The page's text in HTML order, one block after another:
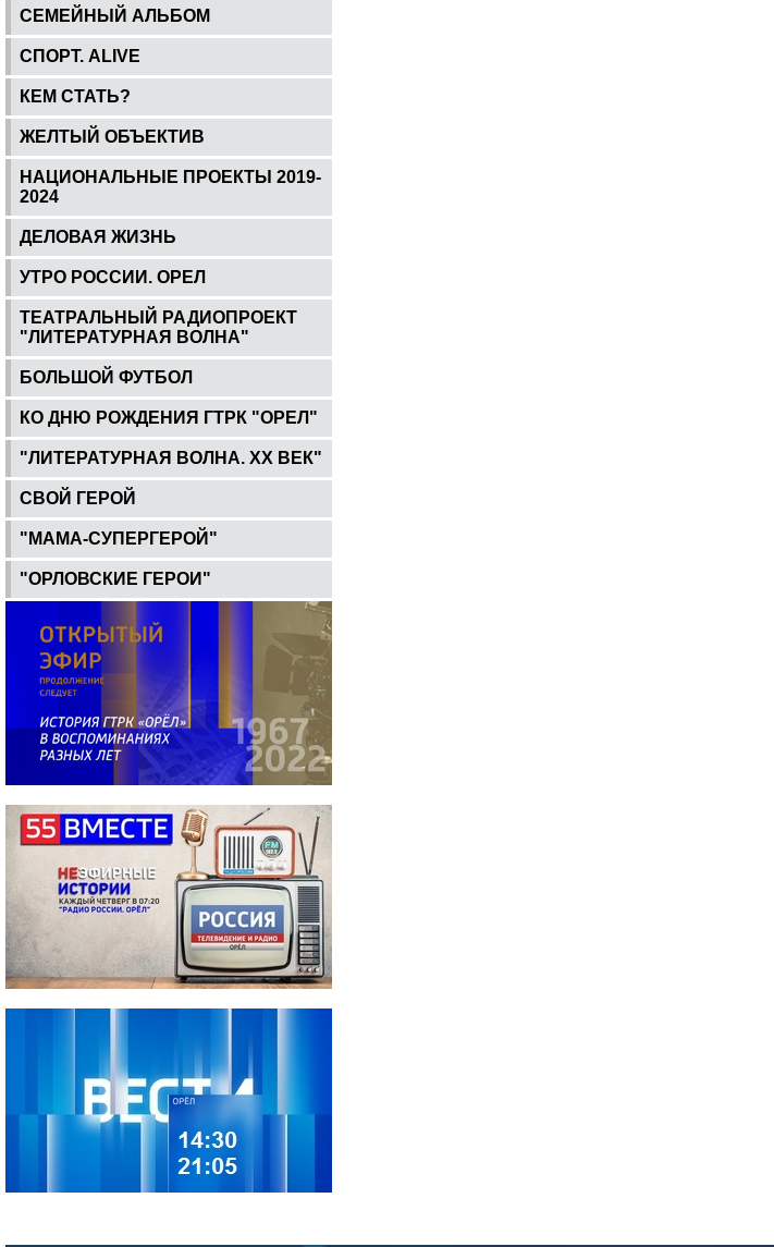
СЕМЕЙНЫЙ АЛЬБОМ
СПОРТ. ALIVE
КЕМ СТАТЬ?
ЖЕЛТЫЙ ОБЪЕКТИВ
НАЦИОНАЛЬНЫЕ ПРОЕКТЫ 2019-
2024
ДЕЛОВАЯ ЖИЗНЬ
УТРО РОССИИ. ОРЕЛ
ТЕАТРАЛЬНЫЙ РАДИОПРОЕКТ
"ЛИТЕРАТУРНАЯ ВОЛНА"
БОЛЬШОЙ ФУТБОЛ
КО ДНЮ РОЖДЕНИЯ ГТРК "ОРЕЛ"
"ЛИТЕРАТУРНАЯ ВОЛНА. ХХ ВЕК"
СВОЙ ГЕРОЙ
"МАМА-СУПЕРГЕРОЙ"
"ОРЛОВСКИЕ ГЕРОИ"